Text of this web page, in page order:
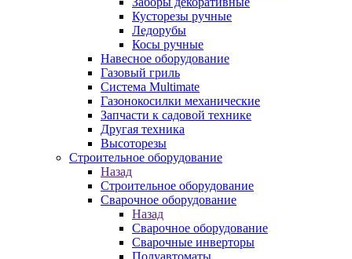
Кусторезы ручные
Ледорубы
Косы ручные
Навесное оборудование
Газовый гриль
Система Multimate
Газонокосилки механические
Запчасти к садовой технике
Другая техника
Высоторезы
Строительное оборудование
Назад
Строительное оборудование
Сварочное оборудование
Назад
Сварочное оборудование
Сварочные инверторы
Полуавтоматы